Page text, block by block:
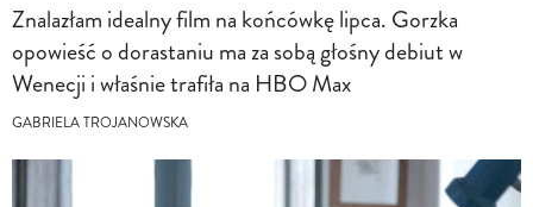
Znalazłam idealny film na końcówkę lipca. Gorzka
opowieść o dorastaniu ma za sobą głośny debiut w
Wenecji i właśnie trafiła na HBO Max
GABRIELA TROJANOWSKA